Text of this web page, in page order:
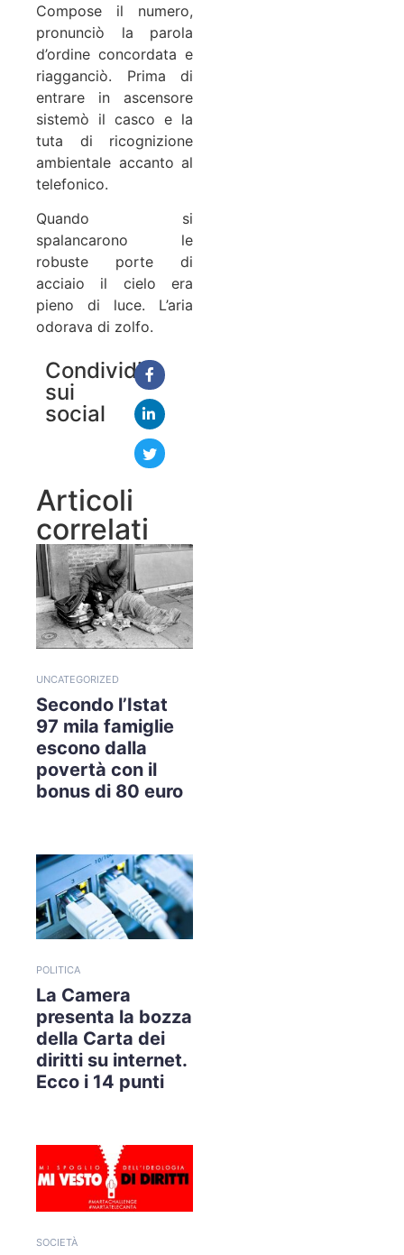
Compose il numero,
pronunciò la parola
d’ordine concordata e
riagganciò. Prima di
entrare in ascensore
sistemò il casco e la
tuta di ricognizione
ambientale accanto al
telefonico.
Quando si
spalancarono le
robuste porte di
acciaio il cielo era
pieno di luce. L’aria
odorava di zolfo.
Condividi
sui
social
Articoli
correlati
UNCATEGORIZED
Secondo l’Istat
97 mila famiglie
escono dalla
povertà con il
bonus di 80 euro
POLITICA
La Camera
presenta la bozza
della Carta dei
diritti su internet.
Ecco i 14 punti
SOCIETÀ